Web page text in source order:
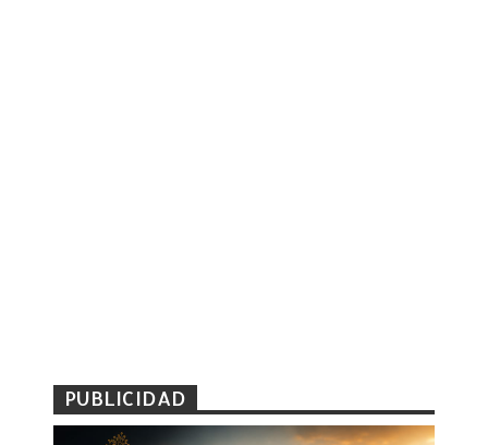
PUBLICIDAD